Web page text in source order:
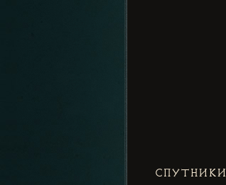
СПУТНИКИ